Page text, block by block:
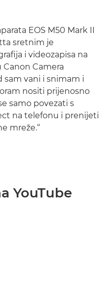
EOS M50 Mark II
sretnim je
i videozapisa na
Camera
sam vani i snimam i
nositi prijenosno
samo povezati s
na telefonu i prenijeti
mreže.“
YouTube